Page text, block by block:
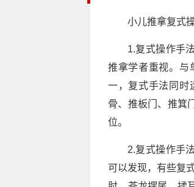
小儿推拿复式
1.复式操作手
推拿学者重视。与
一，复式手法同时
骨、推板门、推箕
位。
2.复式操作手
可以发现，有些复